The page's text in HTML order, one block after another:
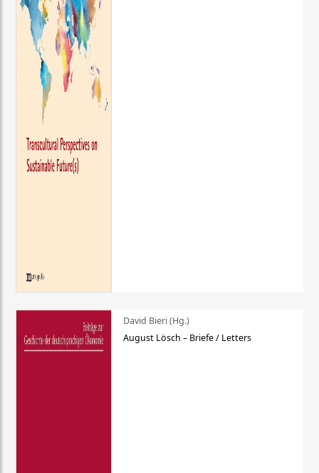
David Bieri (Hg.)
August Lösch – Briefe / Letters